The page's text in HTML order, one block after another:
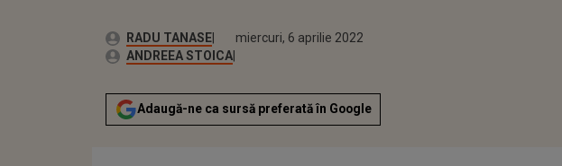
Autor:RADU TANASE
Editor Web:
ANDREEA STOICA
Publicat:
luni, 4 aprilie 2022
Actualizat:
miercuri, 6 aprilie 2022
Adaugă-ne ca sursă preferată în Google